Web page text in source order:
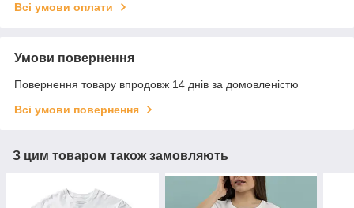
Всі умови оплати
Умови повернення
Повернення товару впродовж 14 днів за домовленістю
Всі умови повернення
З цим товаром також замовляють